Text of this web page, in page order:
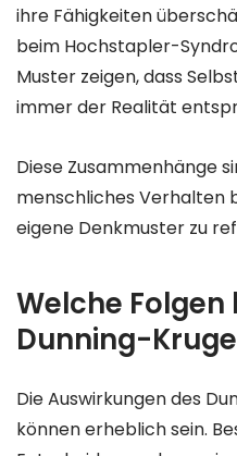
ihre Fähigkeiten
beim Hochstapler-
Muster zeigen, dass
immer der Realität
Diese Zusammenhänge
menschliches Verhalten
eigene Denkmuster zu
Welche Folgen
Dunning-
Die Auswirkungen des
können erheblich sein.